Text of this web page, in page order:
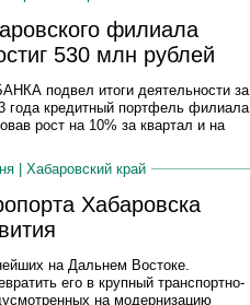
филиала
530 млн рублей
подвел итоги деятельности за
года кредитный портфель филиала
рост на 10% за квартал и на
Хабаровский край
Хабаровска
на Дальнем Востоке.
его в крупный транспортно-
на модернизацию